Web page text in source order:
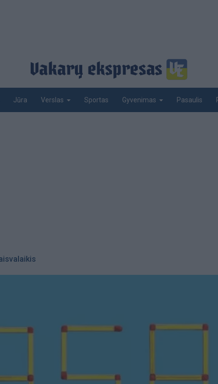
Jūra Verslas Sportas Gyvenimas Pasaulis